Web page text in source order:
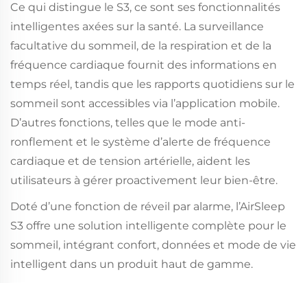
Ce qui distingue le S3, ce sont ses fonctionnalités
intelligentes axées sur la santé. La surveillance
facultative du sommeil, de la respiration et de la
fréquence cardiaque fournit des informations en
temps réel, tandis que les rapports quotidiens sur le
sommeil sont accessibles via l’application mobile.
D’autres fonctions, telles que le mode anti-
ronflement et le système d’alerte de fréquence
cardiaque et de tension artérielle, aident les
utilisateurs à gérer proactivement leur bien-être.
Doté d’une fonction de réveil par alarme, l’AirSleep
S3 offre une solution intelligente complète pour le
sommeil, intégrant confort, données et mode de vie
intelligent dans un produit haut de gamme.